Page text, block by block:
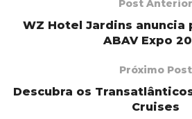
Post Anterior
WZ Hotel Jardins anuncia
ABAV Expo
Próximo Post
Descubra os
Cruises